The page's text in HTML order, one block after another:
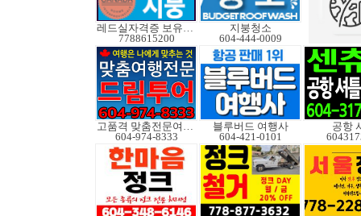
레드실자격증 보유업체
7788615200
지붕청소
604-444-0009
고품격 맞춤전문여행사
604-974-8333
블루버드 여행사
604-421-0101
공항